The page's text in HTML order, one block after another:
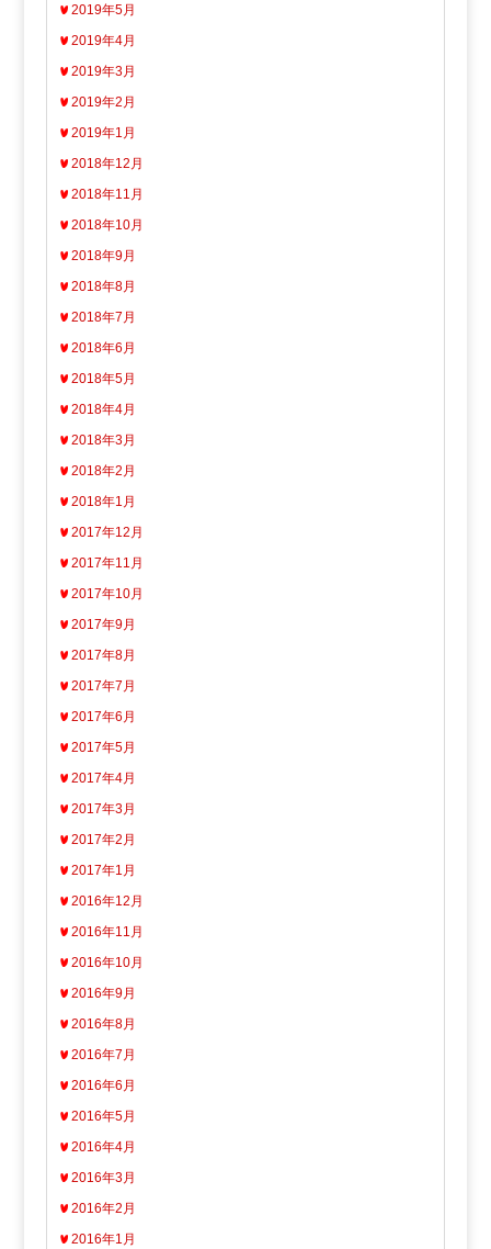
2019年5月
2019年4月
2019年3月
2019年2月
2019年1月
2018年12月
2018年11月
2018年10月
2018年9月
2018年8月
2018年7月
2018年6月
2018年5月
2018年4月
2018年3月
2018年2月
2018年1月
2017年12月
2017年11月
2017年10月
2017年9月
2017年8月
2017年7月
2017年6月
2017年5月
2017年4月
2017年3月
2017年2月
2017年1月
2016年12月
2016年11月
2016年10月
2016年9月
2016年8月
2016年7月
2016年6月
2016年5月
2016年4月
2016年3月
2016年2月
2016年1月